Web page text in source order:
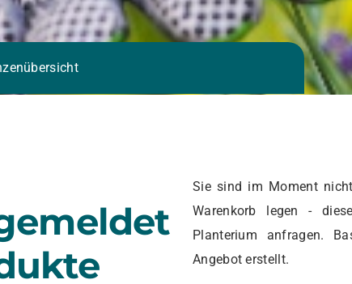
Sie sind im Moment
Warenkorb legen -
Planterium anfragen.
Angebot erstellt.